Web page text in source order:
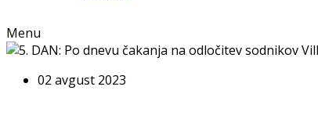
Menu
02 avgust 2023